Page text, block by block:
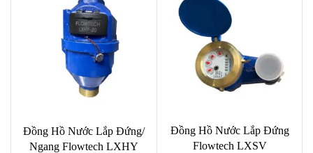
550,000 ₫.
528,000 ₫.
Đồng Hồ Nước Lắp Đứng/
Ngang Flowtech LXHY
Đồng Hồ Nước Lắp Đứng
Flowtech LXSV